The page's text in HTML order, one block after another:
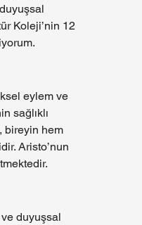
Koleji’nin 12
eylem ve
sağlıklı
bireyin hem
Aristo’nun
duyuşsal